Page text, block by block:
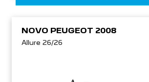
NOVO PEUGEOT 2008
Allure 26/26